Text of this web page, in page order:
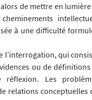
de mettre en
à une difficulté
l’interrogation, qui
ou de
Les
relations conceptuelles